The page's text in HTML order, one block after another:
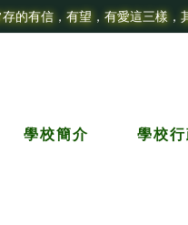
的有信，有望，有愛這三樣，
學校簡介 學校